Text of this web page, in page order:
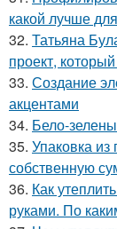
какой лучше
32. Татьяна
проект,
33. Создание
акцентами
34. Бело-
35. Упаковка из
собственную
36. Как
руками. По